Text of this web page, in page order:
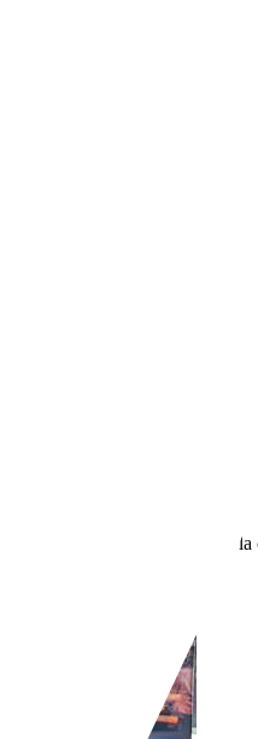
plus amples informations sur